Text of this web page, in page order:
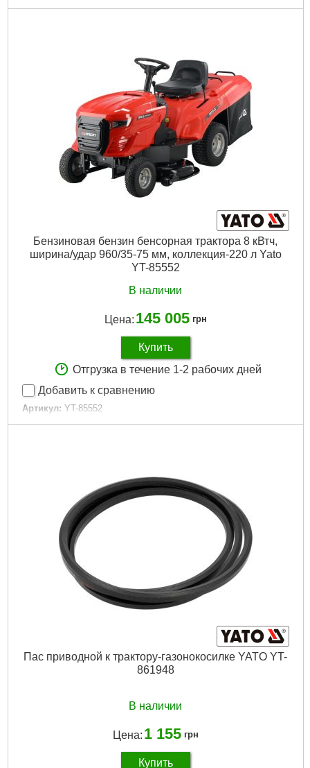
Код товара: 30.66.34
Бензиновая бензин бенсорная трактора 8 кВтч,
ширина/удар 960/35-75 мм, коллекция-220 л Yato
YT-85552
В наличии
Цена: 145 005 грн
Купить
Отгрузка в течение 1-2 рабочих дней
Добавить к сравнению
Артикул: YT-85552
Код товара: 30.66.35
Пас приводной к трактору-газонокосилке YATO YT-
861948
В наличии
Цена: 1 155 грн
Купить